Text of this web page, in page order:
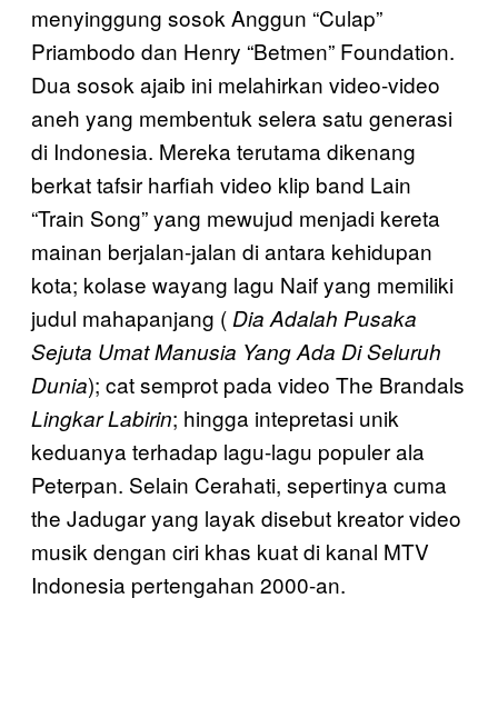
menyinggung sosok Anggun “Culap”
Priambodo dan Henry “Betmen” Foundation.
Dua sosok ajaib ini melahirkan video-video
aneh yang membentuk selera satu generasi
di Indonesia. Mereka terutama dikenang
berkat tafsir harfiah video klip band Lain
“Train Song” yang mewujud menjadi kereta
mainan berjalan-jalan di antara kehidupan
kota; kolase wayang lagu Naif yang memiliki
judul mahapanjang ( Dia Adalah Pusaka
Sejuta Umat Manusia Yang Ada Di Seluruh
Dunia); cat semprot pada video The Brandals
Lingkar Labirin; hingga intepretasi unik
keduanya terhadap lagu-lagu populer ala
Peterpan. Selain Cerahati, sepertinya cuma
the Jadugar yang layak disebut kreator video
musik dengan ciri khas kuat di kanal MTV
Indonesia pertengahan 2000-an.